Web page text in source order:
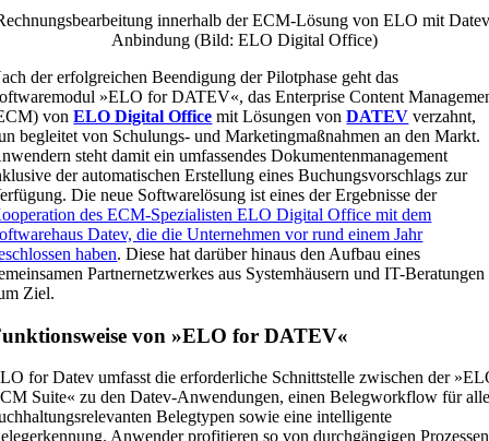
innerhalb der ECM-Lösung von ELO mit
Anbindung (Bild: ELO Digital Office)
der erfolgreichen Beendigung der Pilotphase geht das
»ELO for DATEV«, das Enterprise Content
vonELO Digital Office mit Lösungen vonDATEV verzahnt,
begleitet von Schulungs- und Marketingmaßnahmen an den Markt.
steht damit ein umfassendes Dokumentenmanagement
der automatischen Erstellung eines Buchungsvorschlags zur
Die neue Softwarelösung ist eines der Ergebnisse der
des ECM-Spezialisten ELO Digital Office mit dem
Datev, die die Unternehmen vor rund einem Jahr
haben. Diese hat darüber hinaus den Aufbau eines
Partnernetzwerkes aus Systemhäusern und IT-Beratungen
Ziel.
von »ELO for DATEV«
for Datev umfasst die erforderliche Schnittstelle zwischen der
Suite« zu den Datev-Anwendungen, einen Belegworkflow für
Belegtypen sowie eine intelligente
Anwender profitieren so von durchgängigen Prozessen